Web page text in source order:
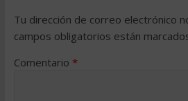
Tu dirección de correo electrónico
campos obligatorios están
Comentario *